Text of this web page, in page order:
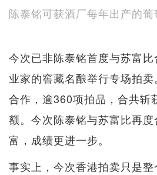
陈泰铭可获酒厂每年出产的葡
今次已非陈泰铭首度与苏富
业家的窖藏名酿举行专场拍
合作，逾360项拍品，合共斩
额。今次陈泰铭与苏富比再
富，成绩更进一步。
事实上，今次香港拍卖只是